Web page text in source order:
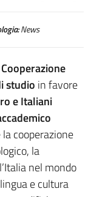
News
studio in favore
e Italiani
cooperazione
la
nel mondo
e cultura